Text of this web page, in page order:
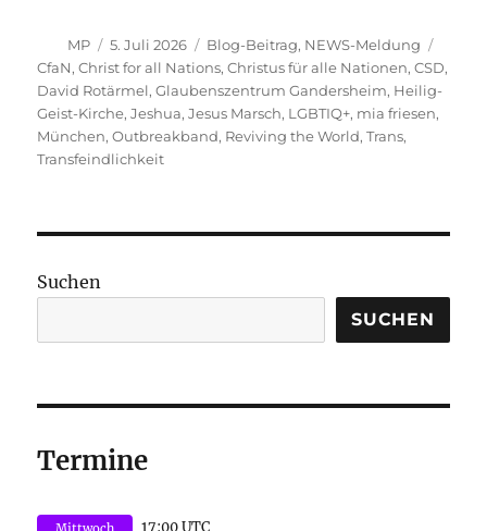
Autor
MP
Veröffentlicht
am
5. Juli 2026 Kategorien
Blog-Beitrag, NEWS-Meldung
CfaN,Christ for all Nations,Christus für alle Nationen,CSD,
David Rotärmel,Glaubenszentrum Gandersheim, Heilig-
Geist-Kirche,Jeshua,Jesus Marsch, LGBTIQ+, mia friesen,
München,Outbreakband, Reviving the World,Trans,
Transfeindlichkeit
Suchen
SUCHEN
Termine
17:00 UTC